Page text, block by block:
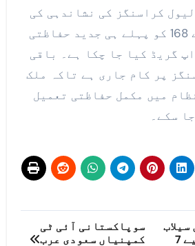
کراسنگز کی نشاندہی کی
گئی ہے جن میں سے 168 کو پہلے ہی جدید حفاظتی
گریڈ کیا جا چکا ہے۔ باقی
پر کام جاری ہے تاکہ ملک
میں مکمل حفاظتی تعمیل
سکے۔
متاثرین کے لیے 7
سوپاکستانی آئی ٹی
کمپنیاں سعودی عرب